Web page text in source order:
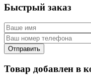
Быстрый заказ
Товар добавлен в